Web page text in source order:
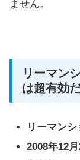
ません。
リーマン
は超有効
リーマン
2008年12